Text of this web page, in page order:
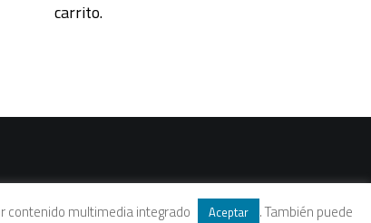
carrito.
contenido multimedia integrado Aceptar . También puede